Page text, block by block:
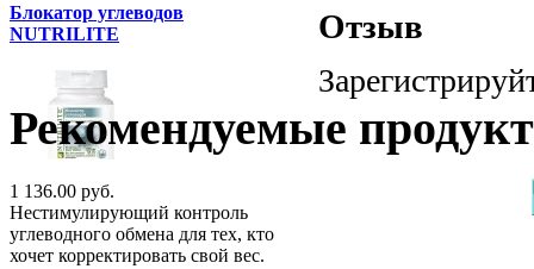
Отзыв
Блокатор углеводов
NUTRILITE
1 136.00 руб.
Нестимулирующий контроль
углеводного обмена для тех, кто
хочет корректировать свой вес.
Рекомендуемые